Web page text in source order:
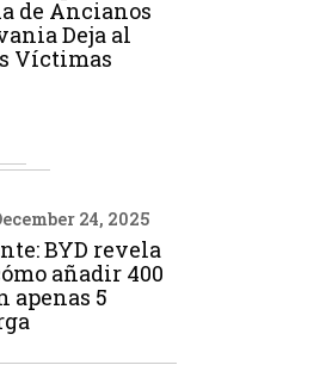
de Ancianos
Deja al
Víctimas
24, 2025
BYD revela
añadir 400
apenas 5